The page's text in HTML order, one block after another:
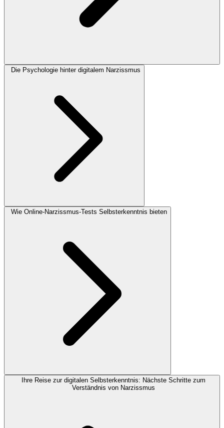
Die Psychologie hinter digitalem Narzissmus
Wie Online-Narzissmus-Tests Selbsterkenntnis bieten
Ihre Reise zur digitalen Selbsterkenntnis: Nächste Schritte zum
Verständnis von Narzissmus